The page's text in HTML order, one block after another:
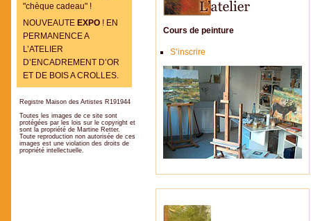
Cours de peinture
S’inscrire
"chèque cadeau" !
NOUVEAUTE EXPO! EN
PERMANENCE A
L’ATELIER
D’ENCADREMENT D’OR
ET DE BOIS A CROLLES.
Registre Maison des Artistes R191944
Toutes les images de ce site sont
protégées par les lois sur le copyright et
sont la propriété de Martine Retter.
Toute reproduction non autorisée de ces
images est une violation des droits de
propriété intellectuelle.